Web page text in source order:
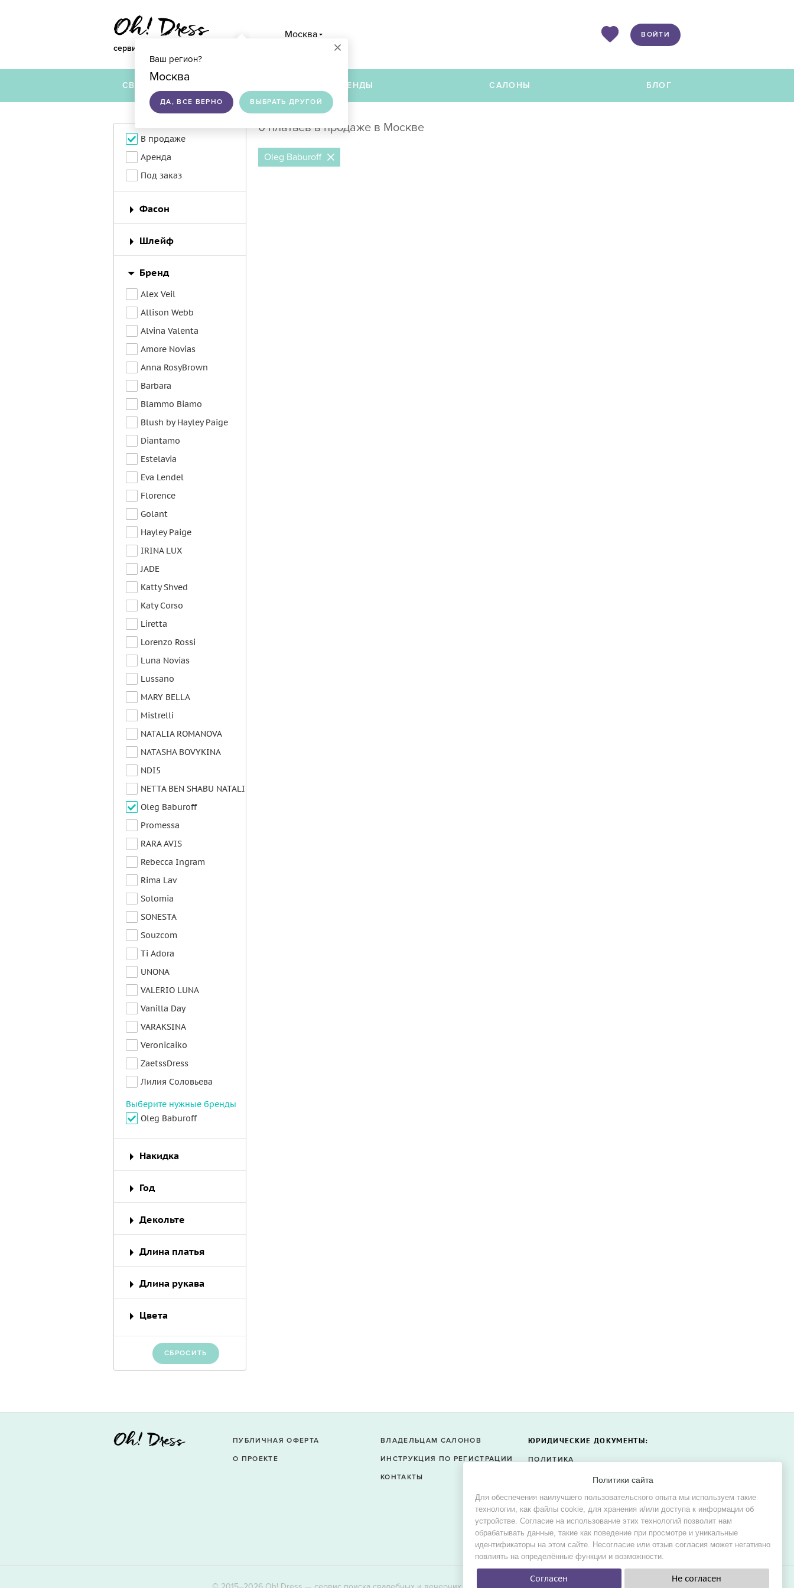
сервис по подбору свадебных платьев
Москва
×
Ваш регион?
Москва
ДА, ВСЕ ВЕРНО ВЫБРАТЬ ДРУГОЙ
ВОЙТИ
СВАДЕБНЫЕ ПЛАТЬЯ БРЕНДЫ САЛОНЫ БЛОГ
В продаже
Аренда
Под заказ
Фасон
Шлейф
Бренд
Alex Veil
Allison Webb
Alvina Valenta
Amore Novias
Anna RosyBrown
Barbara
Blammo Biamo
Blush by Hayley Paige
Diantamo
Estelavia
Eva Lendel
Florence
Golant
Hayley Paige
IRINA LUX
JADE
Katty Shved
Katy Corso
Liretta
Lorenzo Rossi
Luna Novias
Lussano
MARY BELLA
Mistrelli
NATALIA ROMANOVA
NATASHA BOVYKINA
NDI5
NETTA BEN SHABU NATALI
Oleg Baburoff
Promessa
RARA AVIS
Rebecca Ingram
Rima Lav
Solomia
SONESTA
Souzcom
Ti Adora
UNONA
VALERIO LUNA
Vanilla Day
VARAKSINA
Veronicaiko
ZaetssDress
Лилия Соловьева
Выберите нужные бренды
Oleg Baburoff
Накидка
Год
Декольте
Длина платья
Длина рукава
Цвета
СБРОСИТЬ
0 платьев в продаже в Москве
Oleg Baburoff
Политики сайта
Для обеспечения наилучшего пользовательского опыта мы используем такие
технологии, как файлы cookie, для хранения и/или доступа к информации об
устройстве. Согласие на использование этих технологий позволит нам
обрабатывать данные, такие как поведение при просмотре и уникальные
идентификаторы на этом сайте. Несогласие или отзыв согласия может негативно
повлиять на определённые функции и возможности.
Согласен Не согласен
ПУБЛИЧНАЯ ОФЕРТА
О ПРОЕКТЕ
ВЛАДЕЛЬЦАМ САЛОНОВ
ИНСТРУКЦИЯ ПО РЕГИСТРАЦИИ
КОНТАКТЫ
ЮРИДИЧЕСКИЕ ДОКУМЕНТЫ:
ПОЛИТИКА
СОГЛАСИЕ НА ОБРАБОТКУ
ПЕРСОНАЛЬНЫХ ДАННЫХ